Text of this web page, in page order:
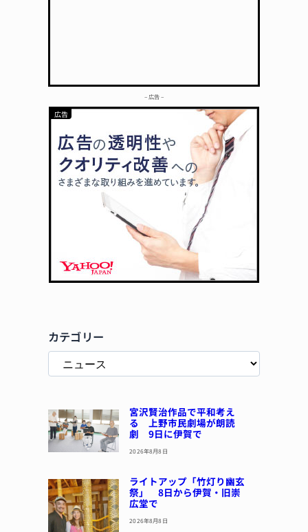
– 広告 –
カテゴリー
宮沢賢治作品で平和考え
る 上野市民劇場が朗読
劇 9日に伊賀で
2026年8月8日
ライトアップ「竹灯り幽玄
祭」 8日から伊賀・旧崇
広堂で
2026年8月8日